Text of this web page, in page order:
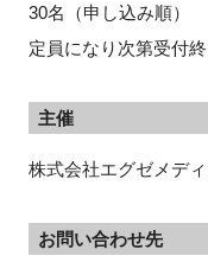
30名（申し込み順）
定員になり次第受付
主催
株式会社エグゼメデ
お問い合わせ先